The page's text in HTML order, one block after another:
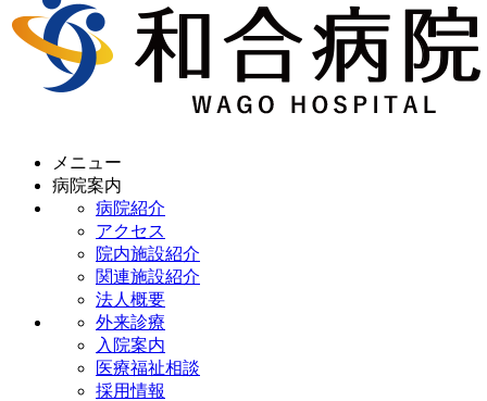
メニュー
病院案内
病院紹介
アクセス
院内施設紹介
関連施設紹介
法人概要
外来診療
入院案内
医療福祉相談
採用情報